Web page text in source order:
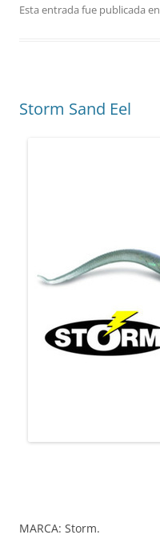
Esta entrada fue publicada en
Storm Sand Eel
MARCA: Storm.